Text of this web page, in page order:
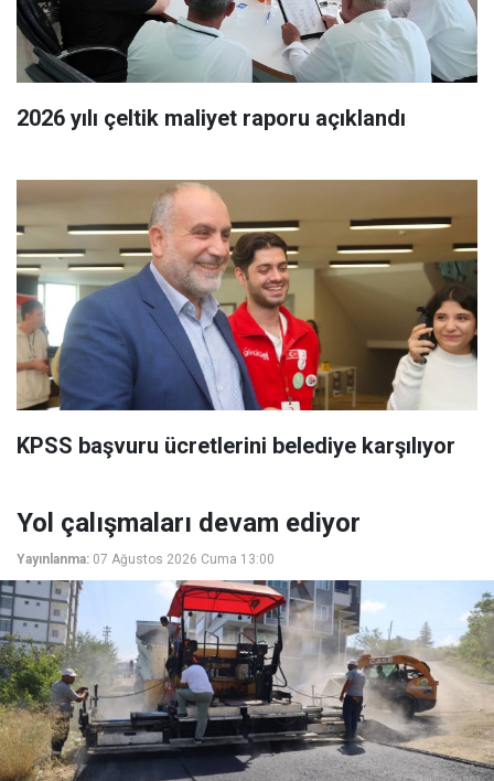
2026 yılı çeltik maliyet raporu açıklandı
KPSS başvuru ücretlerini belediye karşılıyor
Yol çalışmaları devam ediyor
Yayınlanma: 07 Ağustos 2026 Cuma 13:00